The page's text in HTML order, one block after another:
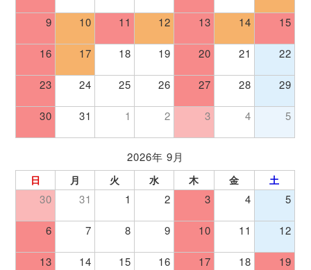
9 10 11 12 13 14 15
16 17 18 19 20 21 22
23 24 25 26 27 28 29
30 31 1 2 3 4 5
2026年 9月
日 月 火 水 木 金 土
30 31 1 2 3 4 5
6 7 8 9 10 11 12
13 14 15 16 17 18 19